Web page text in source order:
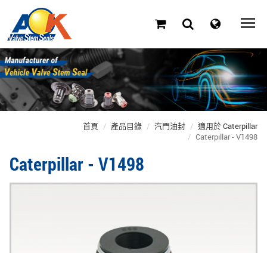
首頁 產品目錄 汽門油封
適用於 Caterpillar
Caterpillar - V1498
Caterpillar - V1498